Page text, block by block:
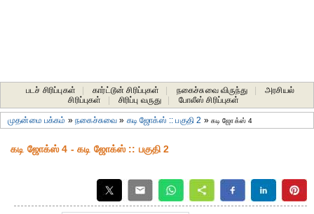
படச் சிரிப்புகள் கார்ட்டூன் சிரிப்புகள் நகைச்சுவை விருந்து
அரசியல்
சிரிப்புகள்
சிரிப்பு வருது போலீஸ் சிரிப்புகள்
முதன்மை பக்கம் »நகைச்சுவை » கடி ஜோக்ஸ் :: பகுதி 2 » கடி ஜோக்ஸ் 4
கடி ஜோக்ஸ் 4 - கடி ஜோக்ஸ் :: பகுதி 2